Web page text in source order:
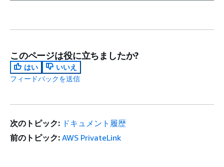
このページは役に立ちましたか?
はい
いいえ
フィードバックを送信
次のトピック: ドキュメント履歴
前のトピック: AWS PrivateLink